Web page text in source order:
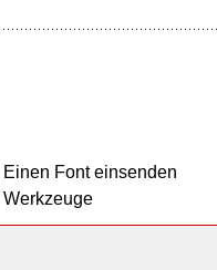
Einen Font einsenden
Werkzeuge